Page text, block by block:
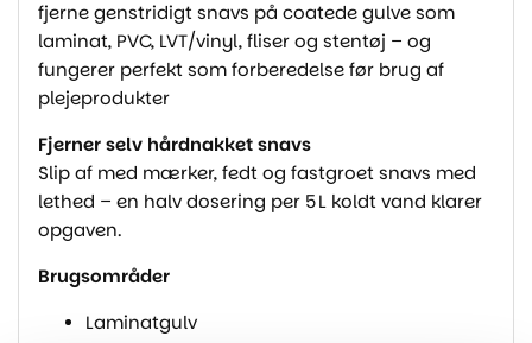
fjerne genstridigt snavs på coatede gulve som
laminat, PVC, LVT/vinyl, fliser og stentøj – og
fungerer perfekt som forberedelse før brug af
plejeprodukter
Fjerner selv hårdnakket snavs
Slip af med mærker, fedt og fastgroet snavs med
lethed – en halv dosering per 5 L koldt vand klarer
opgaven.
Brugsområder
Laminatgulv